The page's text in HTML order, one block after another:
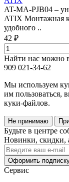
AT-MA-PJB04 –
ATIX Монтажная
удобного ..
42 ₽
Найти нас можно
909 021-34-62
Мы используем
им пользоваться,
куки‑файлов.
Не принимаю
Будьте в центре
Новинки, скидки,
Оформить
Сервис